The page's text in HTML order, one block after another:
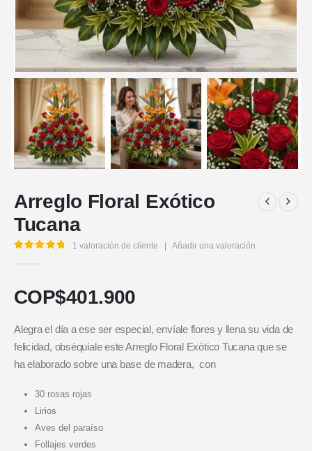
Arreglo Floral Exótico
Tucana
1 valoración de cliente Añadir una valoración
COP$401.900
Alegra el día a ese ser especial, envíale flores y llena su vida de
felicidad, obséquiale este Arreglo Floral Exótico Tucana que se
ha elaborado sobre una base de madera, con
30 rosas rojas
Lirios
Aves del paraíso
Follajes verdes